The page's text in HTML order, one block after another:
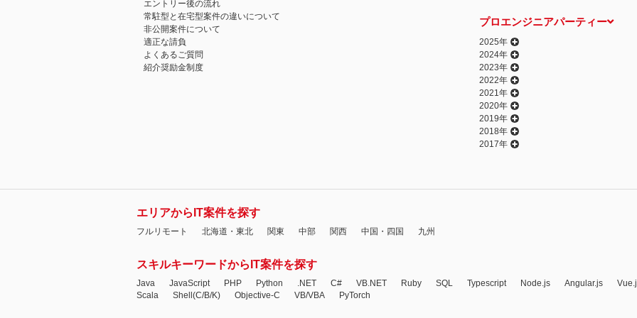
エントリー後の流れ
常駐型と在宅型案件の違いについて
非公開案件について
適正な請負
よくあるご質問
紹介奨励金制度
プロエンジニアパーティー
2025年
2024年
2023年
2022年
2021年
2020年
2019年
2018年
2017年
エリアからIT案件を探す
フルリモート 北海道・東北 関東 中部 関西 中国・四国 九州
スキルキーワードからIT案件を探す
Java JavaScript PHP Python .NET C# VB.NET Ruby SQL Typescript Node.js Angular.js
Scala
Shell(C/B/K) Objective-C VB/VBA PyTorch